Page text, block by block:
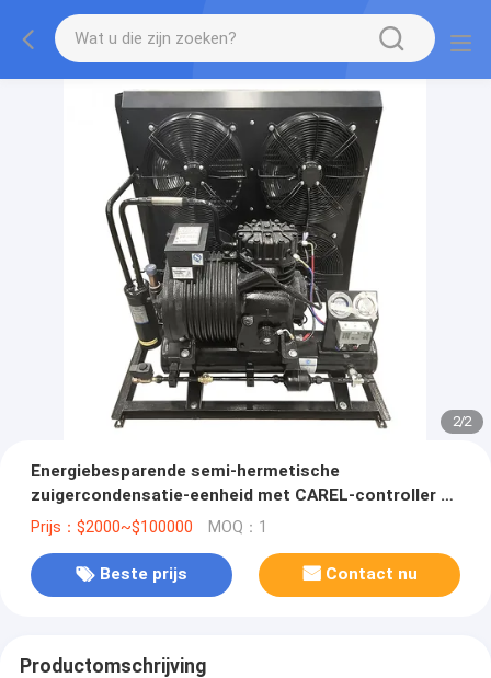
2/2
Energiebesparende semi-hermetische
zuigercondensatie-eenheid met CAREL-controller en
luchtgekoelde condensator
Prijs：$2000~$100000 MOQ：1
Beste prijs Contact nu
Productomschrijving